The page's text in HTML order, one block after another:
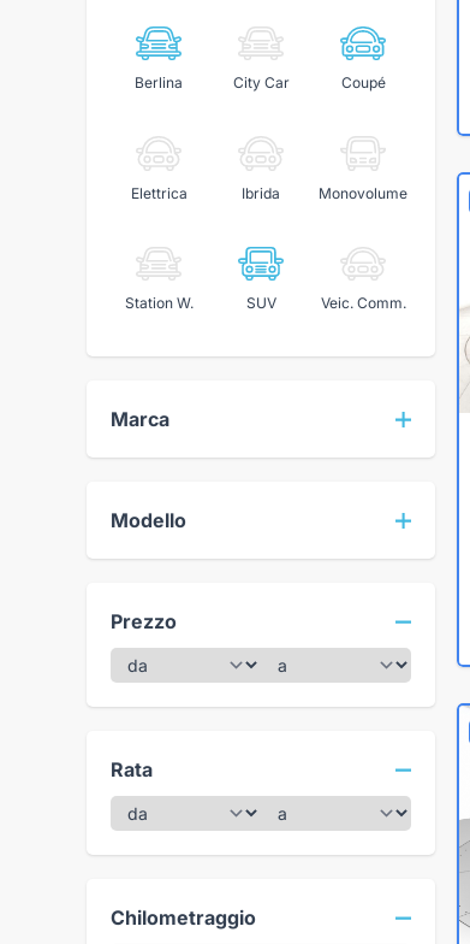
Berlina City Car Coupé
Elettrica Ibrida Monovolume
Station W. SUV Veic. Comm.
Marca
Modello
Prezzo
Rata
Chilometraggio